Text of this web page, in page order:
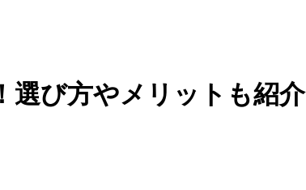
選び方やメリットも紹介